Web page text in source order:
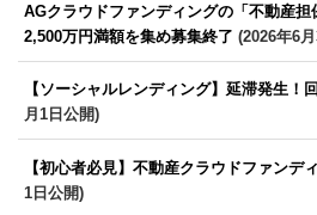
AGクラウドファンディングの「不動産担
2,500万円満額を集め募集終了 (2026年6
【ソーシャルレンディング】延滞発生！
月1日公開)
【初心者必見】不動産クラウドファンデ
1日公開)